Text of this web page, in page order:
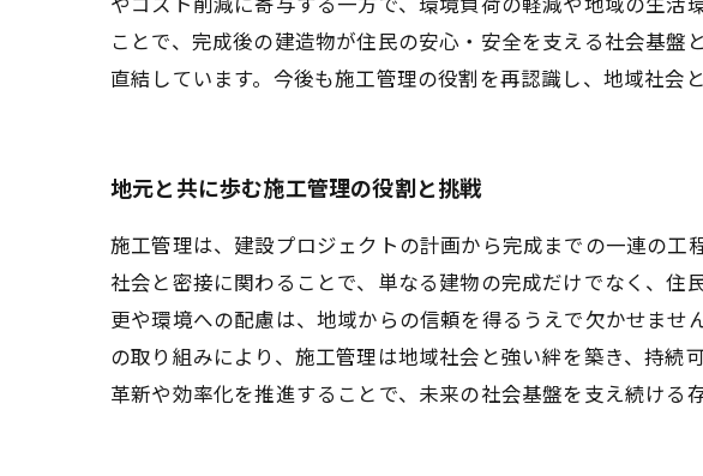
やコスト削減に寄与する一方で、環境負荷の軽減や地域の生活
ことで、完成後の建造物が住民の安心・安全を支える社会基
直結しています。今後も施工管理の役割を再認識し、地域社会
地元と共に歩む施工管理の役割と挑戦
施工管理は、建設プロジェクトの計画から完成までの一連の
社会と密接に関わることで、単なる建物の完成だけでなく、
更や環境への配慮は、地域からの信頼を得るうえで欠かせま
の取り組みにより、施工管理は地域社会と強い絆を築き、持
革新や効率化を推進することで、未来の社会基盤を支え続ける